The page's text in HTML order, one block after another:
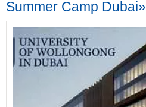
Summer Camp Dubai»